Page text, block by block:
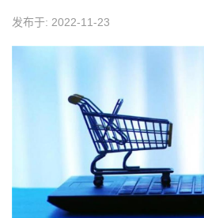
发布于: 2022-11-23